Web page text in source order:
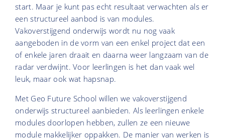
start. Maar je kunt pas echt resultaat verwachten als er
een structureel aanbod is van modules.
Vakoverstijgend onderwijs wordt nu nog vaak
aangeboden in de vorm van een enkel project dat een
of enkele jaren draait en daarna weer langzaam van de
radar verdwijnt. Voor leerlingen is het dan vaak wel
leuk, maar ook wat hapsnap.
Met Geo Future School willen we vakoverstijgend
onderwijs structureel aanbieden. Als leerlingen enkele
modules doorlopen hebben, zullen ze een nieuwe
module makkelijker oppakken. De manier van werken is